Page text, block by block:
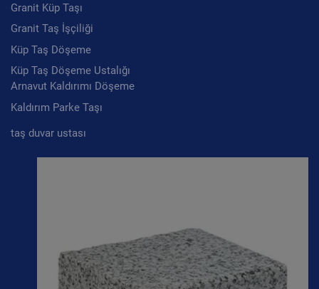
Granit Küp Taşı
Granit Taş İşçiliği
Küp Taş Döşeme
Küp Taş Döşeme Ustalığı
Arnavut Kaldırımı Döşeme
Kaldırım Parke Taşı
taş duvar ustası